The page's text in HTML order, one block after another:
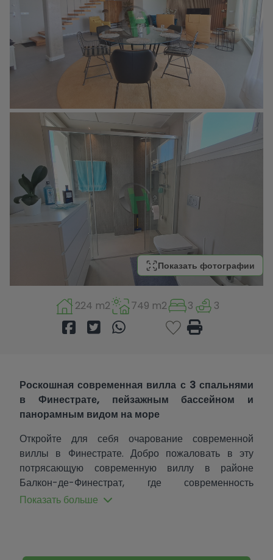
Показать фотографии
224 m2 749 m2 3 3
Роскошная современная вилла с 3 спальнями
в Финестрате, пейзажным бассейном и
панорамным видом на море
Откройте для себя очарование современной
виллы в Финестрате. Добро пожаловать в эту
потрясающую современную виллу в районе
Балкон-де-Финестрат, где современность
встречается с природой и комфортом. Площадь
подходящее для тех, кто ищет просторное и
Показать больше